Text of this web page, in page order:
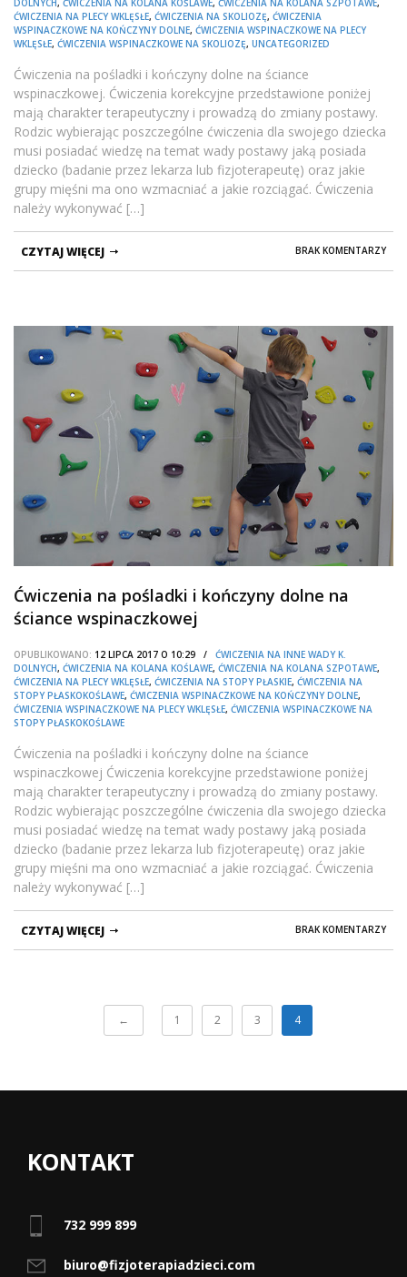
DOLNYCH, ĆWICZENIA NA KOLANA KOŚLAWE, ĆWICZENIA NA KOLANA SZPOTAWE,
ĆWICZENIA NA PLECY WKLĘSŁE, ĆWICZENIA NA SKOLIOZĘ, ĆWICZENIA
WSPINACZKOWE NA KOŃCZYNY DOLNE, ĆWICZENIA WSPINACZKOWE NA PLECY
WKLĘSŁE, ĆWICZENIA WSPINACZKOWE NA SKOLIOZĘ, UNCATEGORIZED
Ćwiczenia na pośladki i kończyny dolne na ściance
wspinaczkowej. Ćwiczenia korekcyjne przedstawione poniżej
mają charakter terapeutyczny i prowadzą do zmiany postawy.
Rodzic wybierając poszczególne ćwiczenia dla swojego dziecka
musi posiadać wiedzę na temat wady postawy jaką posiada
dziecko (badanie przez lekarza lub fizjoterapeutę) oraz jakie
grupy mięśni ma ono wzmacniać a jakie rozciągać. Ćwiczenia
należy wykonywać […]
BRAK KOMENTARZY
CZYTAJ WIĘCEJ
Ćwiczenia na pośladki i kończyny dolne na
ściance wspinaczkowej
OPUBLIKOWANO: 12 LIPCA 2017 O 10:29 / ĆWICZENIA NA INNE WADY K.
DOLNYCH, ĆWICZENIA NA KOLANA KOŚLAWE, ĆWICZENIA NA KOLANA SZPOTAWE,
ĆWICZENIA NA PLECY WKLĘSŁE, ĆWICZENIA NA STOPY PŁASKIE, ĆWICZENIA NA
STOPY PŁASKOKOŚLAWE, ĆWICZENIA WSPINACZKOWE NA KOŃCZYNY DOLNE,
ĆWICZENIA WSPINACZKOWE NA PLECY WKLĘSŁE, ĆWICZENIA WSPINACZKOWE NA
STOPY PŁASKOKOŚLAWE
Ćwiczenia na pośladki i kończyny dolne na ściance
wspinaczkowej Ćwiczenia korekcyjne przedstawione poniżej
mają charakter terapeutyczny i prowadzą do zmiany postawy.
Rodzic wybierając poszczególne ćwiczenia dla swojego dziecka
musi posiadać wiedzę na temat wady postawy jaką posiada
dziecko (badanie przez lekarza lub fizjoterapeutę) oraz jakie
grupy mięśni ma ono wzmacniać a jakie rozciągać. Ćwiczenia
należy wykonywać […]
BRAK KOMENTARZY
CZYTAJ WIĘCEJ
← 1 2 3 4
KONTAKT
732 999 899
biuro@fizjoterapiadzieci.com